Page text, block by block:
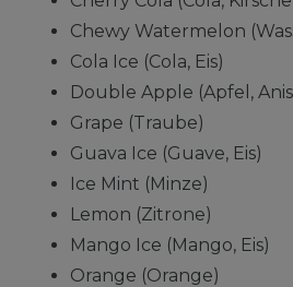
Chewy Watermelon
Cola Ice (Cola, Eis)
Double Apple (Apfel,
Grape (Traube)
Guava Ice (Guave, Eis)
Ice Mint (Minze)
Lemon (Zitrone)
Mango Ice (Mango, Eis)
Orange (Orange)